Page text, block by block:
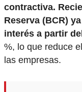
contractiva.
Reserva (BCR)
interés a partir
%, lo que reduce
las empresas.